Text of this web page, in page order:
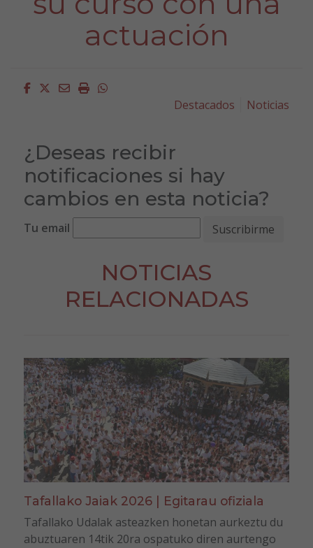
actuación
Facebook
Twitter
EmailImprimirWhatsapp
Destacados
Noticias
¿Deseas recibir
notificaciones si hay
cambios en esta noticia?
Tu email
NOTICIAS
RELACIONADAS
Tafallako Jaiak 2026 | Egitarau ofiziala
Tafallako Udalak asteazken honetan aurkeztu du
abuztuaren 14tik 20ra ospatuko diren aurtengo